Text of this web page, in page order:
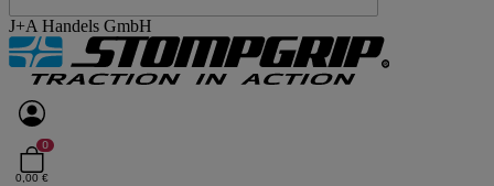
J+A Handels GmbH
0
0,00 €